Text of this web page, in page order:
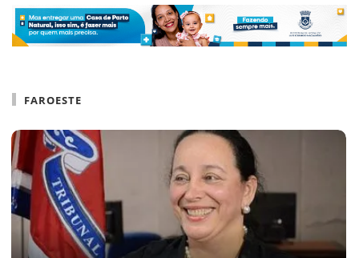
FAROESTE